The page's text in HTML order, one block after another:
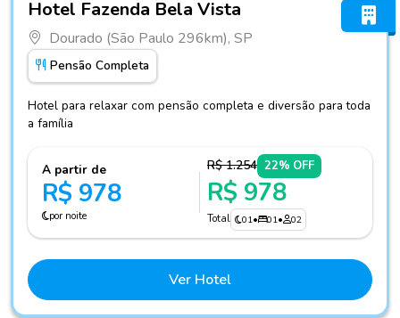
Hotel Fazenda Bela Vista
Dourado (São Paulo 296km), SP
Pensão Completa
Hotel para relaxar com pensão completa e diversão para toda
a família
A partir de
R$ 978
por noite
R$ 1.254 22% OFF
R$ 978
Total 01• 01• 02
Ver Hotel